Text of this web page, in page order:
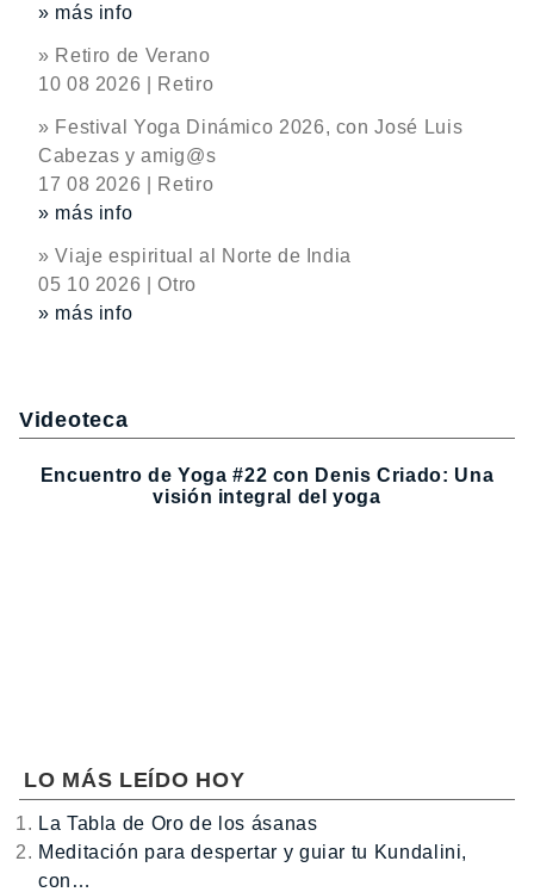
» más info
» Retiro de Verano
10 08 2026 | Retiro
» Festival Yoga Dinámico 2026, con José Luis
Cabezas y amig@s
17 08 2026 | Retiro
» más info
» Viaje espiritual al Norte de India
05 10 2026 | Otro
» más info
Videoteca
Encuentro de Yoga #22 con Denis Criado: Una
visión integral del yoga
LO MÁS LEÍDO HOY
La Tabla de Oro de los ásanas
Meditación para despertar y guiar tu Kundalini,
con…